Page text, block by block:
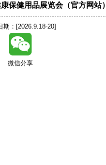
保健用品展览会（官方网站）
期：[2026.9.18-20]
微信分享